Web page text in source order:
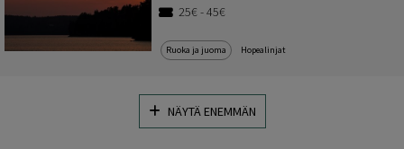
25€ - 45€
Ruoka ja juoma Hopealinjat
NÄYTÄ ENEMMÄN